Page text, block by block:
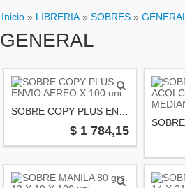
Inicio » LIBRERIA » SOBRES » GENERAL
GENERAL
$ 1 784,15